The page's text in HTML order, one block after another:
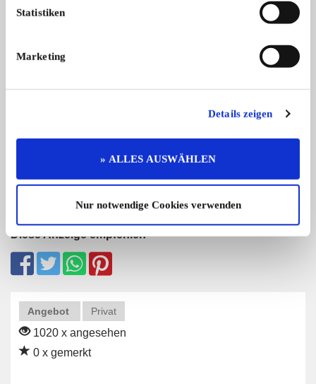
Statistiken
Marketing
Details zeigen
» ALLES AUSWÄHLEN
Nur notwendige Cookies verwenden
38.000,- €
Perfekte Cobra AC ,
Diese Anzeige empfehlen
Angebot Privat
1020 x angesehen
0 x gemerkt